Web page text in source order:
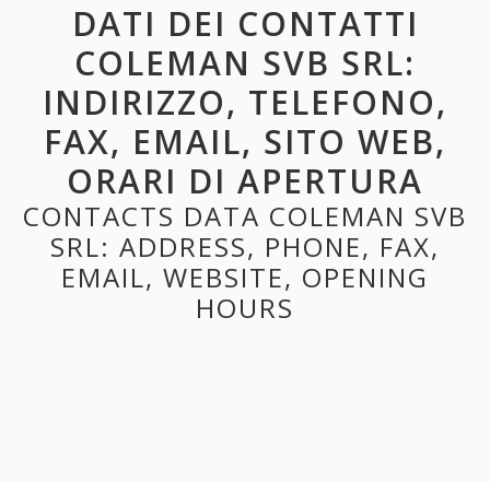
DATI DEI CONTATTI
COLEMAN SVB SRL:
INDIRIZZO, TELEFONO,
FAX, EMAIL, SITO WEB,
ORARI DI APERTURA
CONTACTS DATA COLEMAN SVB
SRL: ADDRESS, PHONE, FAX,
EMAIL, WEBSITE, OPENING
HOURS